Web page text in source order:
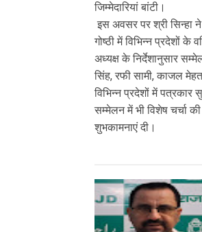
जिम्मेदारियां बांटी।
इस अवसर पर श्री सिन्हा
गोष्ठी में विभिन्न प्रदेशों के
अध्यक्ष के निर्देशानुसार
सिंह, रफी सामी, काजल
विभिन्न प्रदेशों में
सम्मेलन में भी विशेष चर्चा
शुभकामनाएं दी।